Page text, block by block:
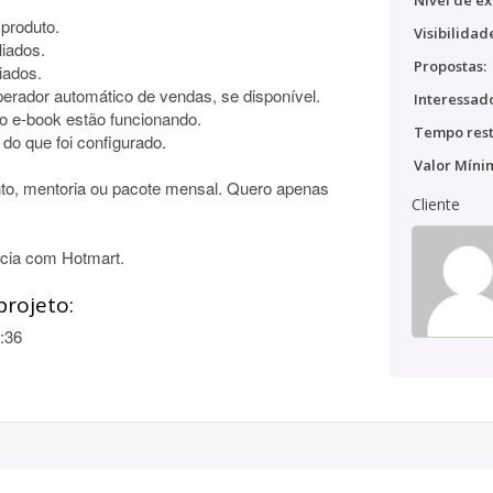
automático de vendas, se disponível.
e-book estão funcionando.
que foi configurado.
mentoria ou pacote mensal. Quero apenas
com Hotmart.
Propostas:
Tempo
Valor
Cliente